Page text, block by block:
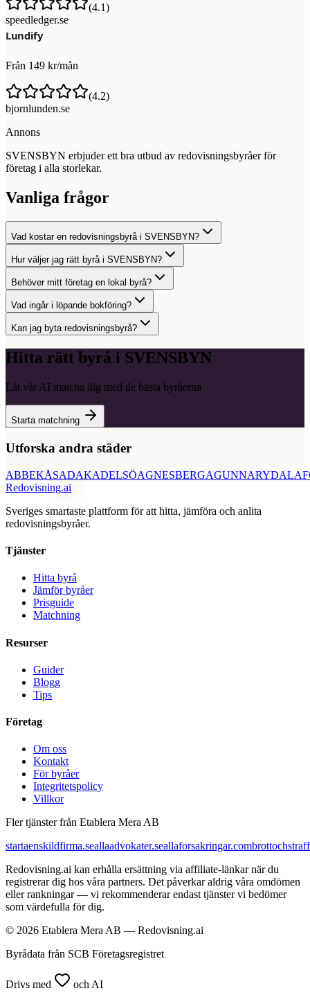
(4.1)
speedledger.se
Från 149 kr/mån
(4.2)
bjornlunden.se
Annons
SVENSBYN erbjuder ett bra utbud av redovisningsbyråer för
företag i alla storlekar.
Vanliga frågor
Vad kostar en redovisningsbyrå i SVENSBYN?
Hur väljer jag rätt byrå i SVENSBYN?
Behöver mitt företag en lokal byrå?
Vad ingår i löpande bokföring?
Kan jag byta redovisningsbyrå?
Hitta rätt byrå i SVENSBYN
Låt vår AI matcha dig med de bästa byråerna
Starta matchning
Utforska andra städer
ABBEKÅSADAKADELSÖAGNESBERGAGUNNARYD
Redovisning.ai
Sveriges smartaste plattform för att hitta, jämföra och anlita
redovisningsbyråer.
Tjänster
Hitta byrå
Jämför byråer
Prisguide
Matchning
Resurser
Guider
Blogg
Tips
Företag
Om oss
Kontakt
För byråer
Integritetspolicy
Villkor
Fler tjänster från Etablera Mera AB
startaenskildfirma.seallaadvokater.seallaforsakringar.com
Redovisning.ai kan erhålla ersättning via affiliate-länkar när du
registrerar dig hos våra partners. Det påverkar aldrig våra omdömen
eller rankningar — vi rekommenderar endast tjänster vi bedömer
som värdefulla för dig.
© 2026 Etablera Mera AB — Redovisning.ai
Byrådata från SCB Företagsregistret
Drivs med och AI